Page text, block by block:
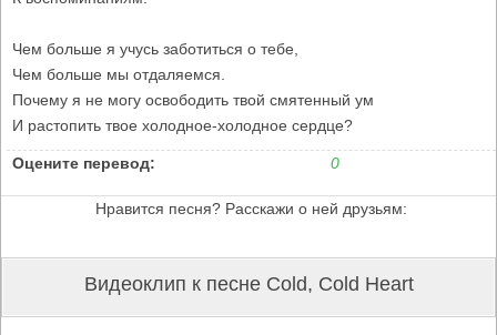
Чем больше я учусь заботиться о тебе,
Чем больше мы отдаляемся.
Почему я не могу освободить твой смятенный ум
И растопить твое холодное-холодное сердце?
Оцените перевод: 0
Нравится песня? Расскажи о ней друзьям:
Видеоклип к песне Cold, Cold Heart